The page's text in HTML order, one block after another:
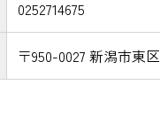
0252714675
〒950-0027 新潟市東